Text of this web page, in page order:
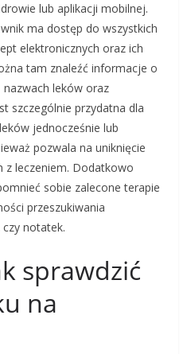
lub aplikacji mobilnej.
ma dostęp do wszystkich
elektronicznych oraz ich
tam znaleźć informacje o
leków oraz
szczególnie przydatna dla
jednocześnie lub
pozwala na uniknięcie
z leczeniem. Dodatkowo
sobie zalecone terapie
przeszukiwania
notatek.
sprawdzić
na